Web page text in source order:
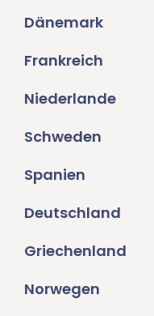
Dänemark
Frankreich
Niederlande
Schweden
Spanien
Deutschland
Griechenland
Norwegen